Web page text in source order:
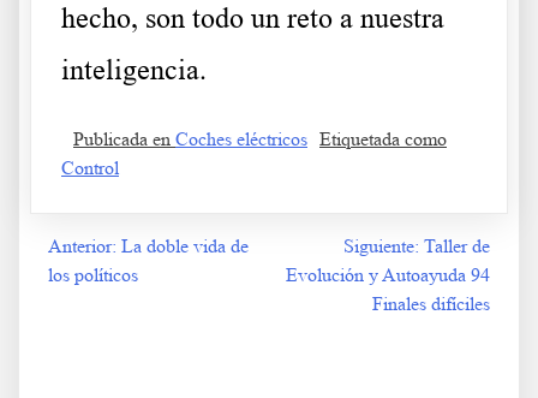
hecho, son todo un reto a nuestra
inteligencia.
Publicada en Coches eléctricos Etiquetada como
Control
Navegación
Anterior: La doble vida de
los políticos
Siguiente: Taller de
Evolución y Autoayuda 94
Finales difíciles